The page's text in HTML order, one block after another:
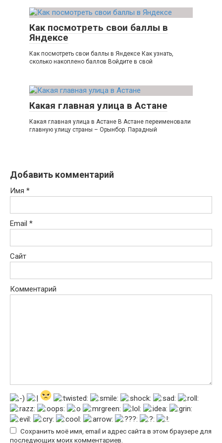
Как посмотреть свои баллы в
Яндексе
Как посмотреть свои баллы в Яндексе Как узнать,
сколько накоплено баллов Войдите в свой
Какая главная улица в Астане
Какая главная улица в Астане В Астане переименовали
главную улицу страны – Орынбор. Парадный
Добавить комментарий
Имя *
Email *
Сайт
Комментарий
Сохранить моё имя, email и адрес сайта в этом браузере для
последующих моих комментариев.